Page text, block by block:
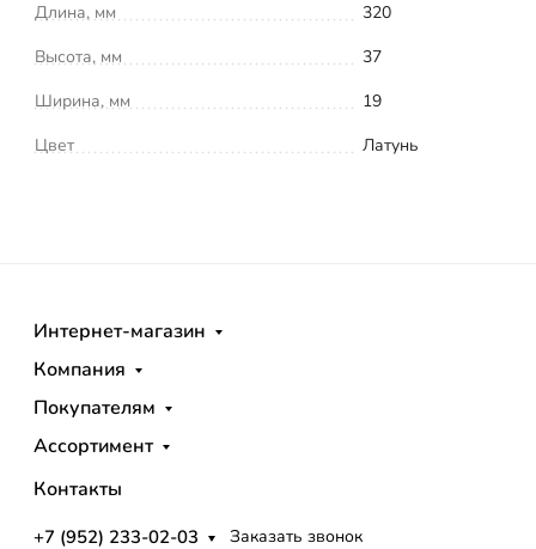
Длина, мм
320
Высота, мм
37
Ширина, мм
19
Цвет
Латунь
Интернет-магазин
Компания
Покупателям
Ассортимент
Контакты
+7 (952) 233-02-03 Заказать звонок